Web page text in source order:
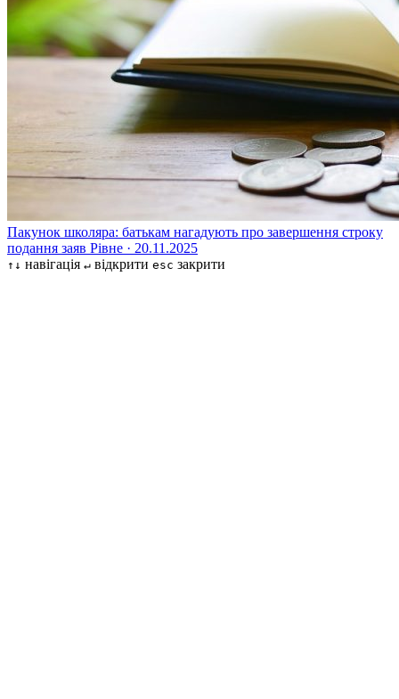
Пакунок школяра: батькам нагадують про завершення строку
подання заяв Рівне · 20.11.2025
↑↓ навігація ↵ відкрити esc закрити